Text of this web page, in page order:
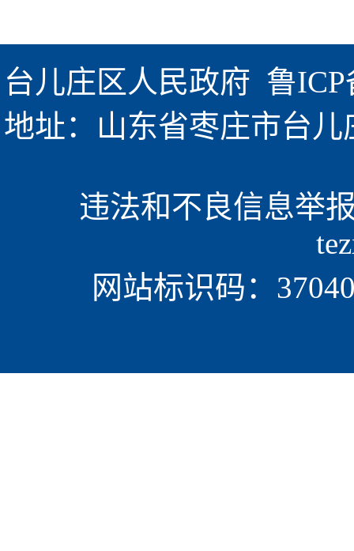
台儿庄区人民政府 鲁ICP
地址：山东省枣庄市台儿
违法和不良信息举
网站标识码：